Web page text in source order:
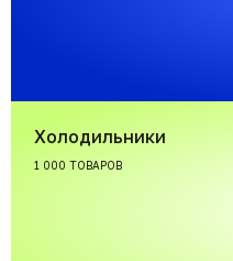
Холодильники
1 000 ТОВАРОВ